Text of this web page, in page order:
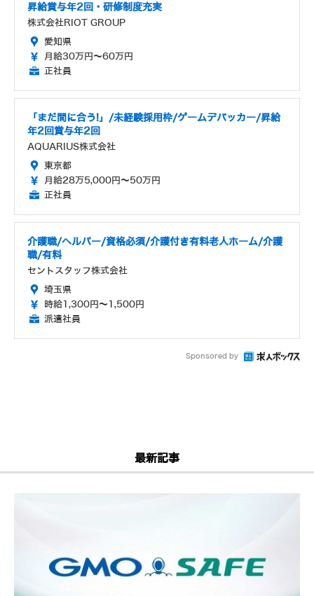
昇給賞与年2回・研修制度充実
株式会社RIOT GROUP
愛知県
月給30万円～60万円
正社員
「まだ間に合う!」/未経験採用枠/ゲームデバッカー/昇給
年2回賞与年2回
AQUARIUS株式会社
東京都
月給28万5,000円～50万円
正社員
介護職/ヘルパー/資格必須/介護付き有料老人ホーム/介護
職/有料
セントスタッフ株式会社
埼玉県
時給1,300円～1,500円
派遣社員
Sponsored by
最新記事